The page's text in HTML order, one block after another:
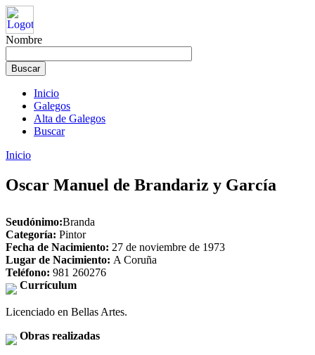
Nombre
Inicio
Galegos
Alta de Galegos
Buscar
Inicio
Oscar Manuel de Brandariz y García
Seudónimo:Branda
Categoría: Pintor
Fecha de Nacimiento: 27 de noviembre de 1973
Lugar de Nacimiento: A Coruña
Teléfono: 981 260276
Currículum
Licenciado en Bellas Artes.
Obras realizadas